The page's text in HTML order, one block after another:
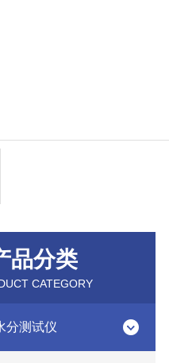
品分类
CATEGORY
分测试仪